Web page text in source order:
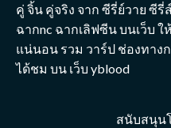
คู่ จิ้น คู่จริง จาก ซีรี่ย์วาย ซีรี่
ฉากnc ฉากเลิฟซีน บนเว็บ ใ
แน่นอน รวม วาร์ป ช่องทาง
ได้ชม บน เว็บ yblood
สนับสนุน